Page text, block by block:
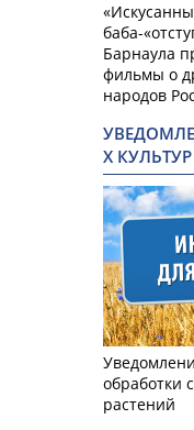
баба-
Барнаула
фильмы о
народов
Х КУЛЬТУР
обработки
растений